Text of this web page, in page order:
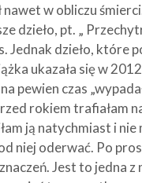
w obliczu
dzieło, pt. „
Jednak dzieło, które
ukazała się w
pewien czas
rokiem trafiałam
ją natychmiast i nie
niej oderwać. Po
Jest to jedna